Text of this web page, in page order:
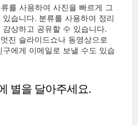
를 사용하여 사진을 빠르게 그
습니다. 분류를 사용하여 정리
상하고 공유할 수 있습니다.
진 슬라이드쇼나 동영상으로
에게 이메일로 보낼 수도 있습
별을 달아주세요.